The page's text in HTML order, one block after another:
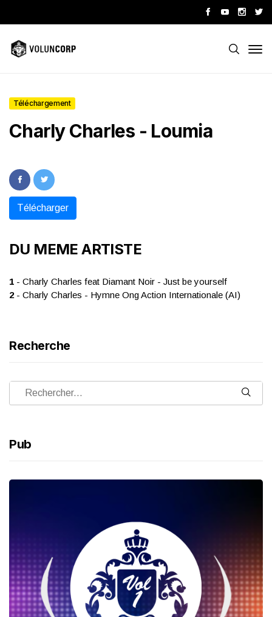
Téléchargement
Charly Charles - Loumia
Télécharger
DU MEME ARTISTE
1 - Charly Charles feat Diamant Noir - Just be yourself
2 - Charly Charles - Hymne Ong Action Internationale (AI)
Recherche
Pub